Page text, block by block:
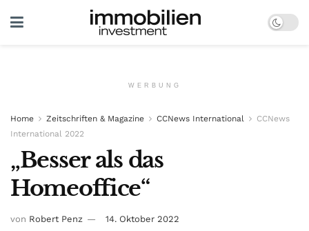
WERBUNG
Home Zeitschriften & Magazine CCNews International
CCNews
International 2022
„Besser als das
Homeoffice“
von Robert Penz 14. Oktober 2022